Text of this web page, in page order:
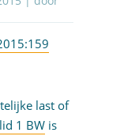
last of
1 BWis